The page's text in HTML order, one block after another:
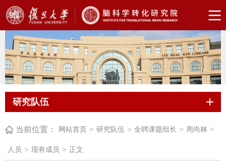
研究队伍
当前位置： 网站首页 > 研究队伍 > 全聘课题组长 > 周尚林 >
人员 > 现有成员 > 正文